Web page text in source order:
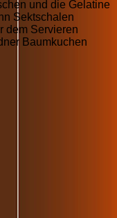
und die Gelatine
Sektschalen
dem Servieren
Baumkuchen